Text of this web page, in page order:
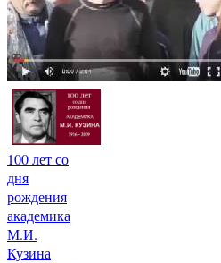
100 лет со
дня
рождения
академика
М.И.
Кузина